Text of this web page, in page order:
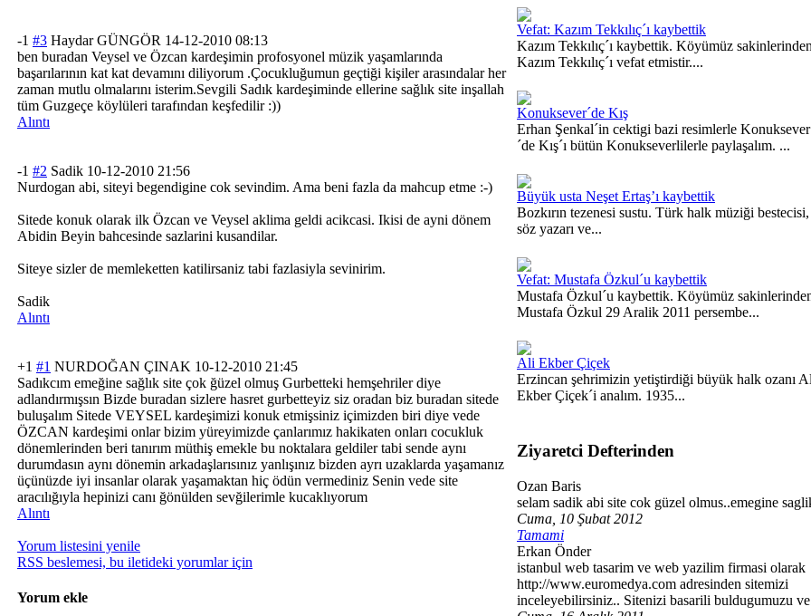
-1 #3 Haydar GÜNGÖR 14-12-2010 08:13
ben buradan Veysel ve Özcan kardeşimin profosyonel müzik yaşamlarında
başarılarının kat kat devamını diliyorum .Çocukluğumun geçtiği kişiler arasındalar her
zaman mutlu olmalarını isterim.Sevgili Sadık kardeşiminde ellerine sağlık site inşallah
tüm Guzgeçe köylüleri tarafından keşfedilir :))
Alıntı
-1 #2 Sadik 10-12-2010 21:56
Nurdogan abi, siteyi begendigine cok sevindim. Ama beni fazla da mahcup etme :-)
Sitede konuk olarak ilk Özcan ve Veysel aklima geldi acikcasi. Ikisi de ayni dönem
Abidin Beyin bahcesinde sazlarini kusandilar.
Siteye sizler de memleketten katilirsaniz tabi fazlasiyla sevinirim.
Sadik
Alıntı
+1 #1 NURDOĞAN ÇINAK 10-12-2010 21:45
Sadıkcım emeğine sağlık site çok ğüzel olmuş Gurbetteki hemşehriler diye
adlandırmışsın Bizde buradan sizlere hasret gurbetteyiz siz oradan biz buradan sitede
buluşalım Sitede VEYSEL kardeşimizi konuk etmişsiniz içimizden biri diye vede
ÖZCAN kardeşimi onlar bizim yüreyimizde çanlarımız hakikaten onları cocukluk
dönemlerinden beri tanırım müthiş emekle bu noktalara geldiler tabi sende aynı
durumdasın aynı dönemin arkadaşlarısınız yanlışınız bizden ayrı uzaklarda yaşamanız
üçünüzde iyi insanlar olarak yaşamaktan hiç ödün vermediniz Senin vede site
aracılığıyla hepinizi canı ğönülden sevğilerimle kucaklıyorum
Alıntı
Yorum listesini yenile
RSS beslemesi, bu iletideki yorumlar için
Yorum ekle
Vefat: Kazım Tekkılıç´ı kaybettik
Kazım Tekkılıç´ı kaybettik. Köyümüz
Kazım Tekkılıç´ı vefat etmistir....
Konuksever´de Kış
Erhan Şenkal´in cektigi bazi resimlerle Konuksever
´de Kış´ı bütün Konukseverlilerle paylaşalım. ...
Büyük usta Neşet Ertaş’ı kaybettik
Bozkırın tezenesi sustu. Türk halk müziği bestecisi,
söz yazarı ve...
Vefat: Mustafa Özkul´u kaybettik
Mustafa Özkul´u kaybettik. Köyümüz
Mustafa Özkul 29 Aralik 2011 persembe...
Ali Ekber Çiçek
Erzincan şehrimizin yetiştirdiği büyük halk ozanı
Ekber Çiçek´i analım. 1935...
Ziyaretci Defterinden
Ozan Baris
selam sadik abi site cok güzel olmus..emegine
Cuma, 10 Şubat 2012
Tamami
Erkan Önder
istanbul web tasarim ve web yazilim firmasi olarak
http://www.euromedya.com adresinden sitemizi
inceleyebilirsiniz.. Sitenizi basarili buldugumuzu